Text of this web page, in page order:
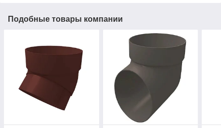
Подобные товары компании